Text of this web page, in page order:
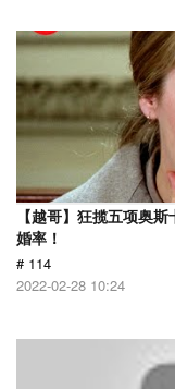
【越哥】狂揽五项奥
婚率！
# 114
2022-02-28 10:24